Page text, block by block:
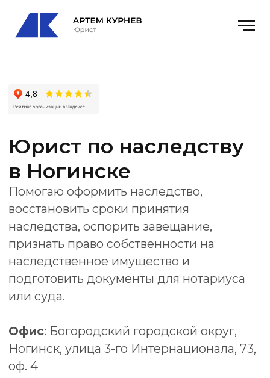
Юрист по наследству
восстановить сроки принятия
признать право собственности на
наследственное имущество и
подготовить документы для нотариуса
или суда.
: Богородский городской округ,
Ногинск, улица 3-го Интернационала, 73,
оф. 4
email : kurnevartem@ya.ru
Получить консультацию